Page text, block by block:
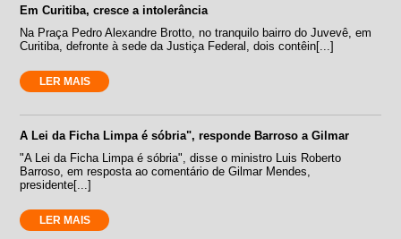
Em Curitiba, cresce a intolerância
Na Praça Pedro Alexandre Brotto, no tranquilo bairro do Juvevê, em
Curitiba, defronte à sede da Justiça Federal, dois contêin[...]
LER MAIS
A Lei da Ficha Limpa é sóbria", responde Barroso a Gilmar
"A Lei da Ficha Limpa é sóbria", disse o ministro Luis Roberto
Barroso, em resposta ao comentário de Gilmar Mendes,
presidente[...]
LER MAIS